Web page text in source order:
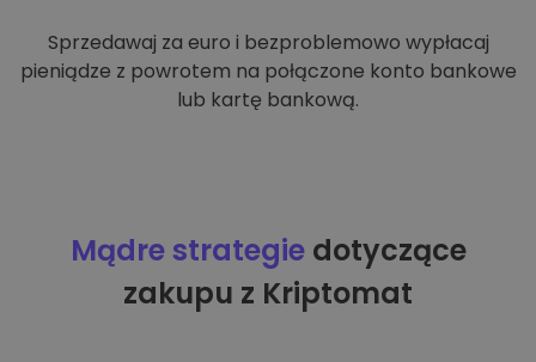
Sprzedawaj za euro i bezproblemowo wypłacaj
pieniądze z powrotem na połączone konto bankowe
lub kartę bankową.
Mądre strategiedotyczące
zakupu z Kriptomat